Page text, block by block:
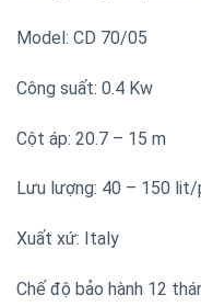
Model: CD 70/05
Công suất: 0.4 Kw
Cột áp: 20.7 – 15 m
Lưu lượng: 40 – 150
Xuất xứ: Italy
Chế độ bảo hành 12